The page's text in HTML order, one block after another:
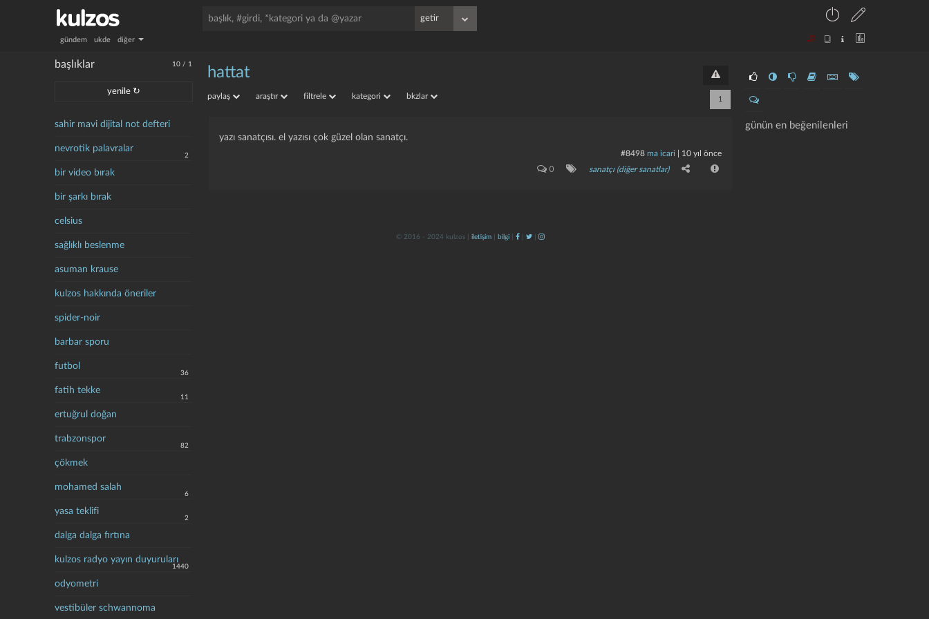
gündem ukde diğer
10 / 1
başlıklar
yenile ↻
sahir mavi dijital not defteri
nevrotik palavralar
2
bir video bırak
bir şarkı bırak
celsius
sağlıklı beslenme
asuman krause
kulzos hakkında öneriler
spider-noir
barbar sporu
futbol
36
fatih tekke
11
ertuğrul doğan
trabzonspor
82
çökmek
mohamed salah
6
yasa teklifi
2
dalga dalga fırtına
kulzos radyo yayın duyuruları
1440
odyometri
vestibüler schwannoma
günün en beğenilenleri
hattat
paylaş araştır filtrele kategori bkzlar 1
yazı sanatçısı. el yazısı çok güzel olan sanatçı.
#8498 ma icari 10 yıl önce
0 sanatçı (diğer sanatlar)
© 2016 - 2024 kulzos | iletişim bilgi